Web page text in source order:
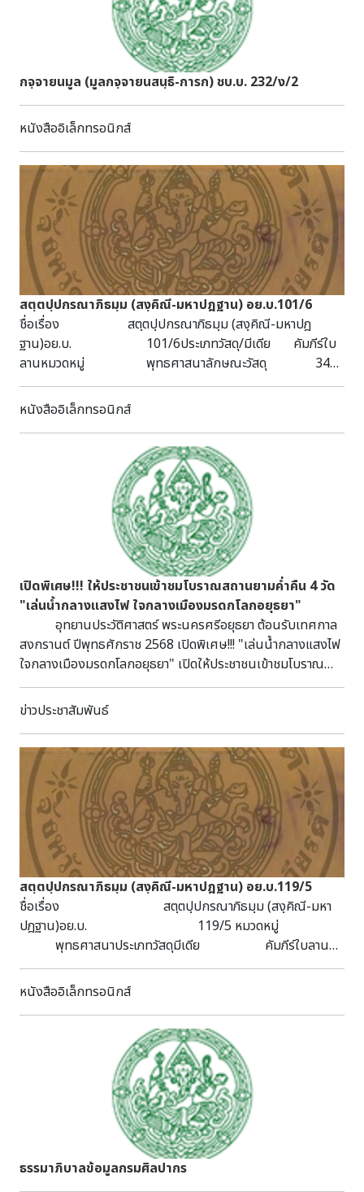
กจฺจายนมูล (มูลกจฺจายนสนฺธิ-การก) ชบ.บ. 232/ง/2
หนังสืออิเล็กทรอนิกส์
สตฺตปฺปกรณาภิธมฺม (สงฺคิณี-มหาปฎฐาน) อย.บ.101/6
ชื่อเรื่อง สตฺตปฺปกรณาภิธมฺม (สงฺคิณี-มหาปฎ
ฐาน)อย.บ. 101/6ประเภทวัสดุ/มีเดีย คัมภีร์ใบ
ลานหมวดหมู่ พุทธศาสนาลักษณะวัสดุ 34
หน้า กว้าง 5.4 ซม. ยาว 57.4 ซม.หัวเรื่อง พระ
ไตรปิฎก พระอภิธรรมบทคัดย่อ/บันทึก
หนังสืออิเล็กทรอนิกส์
เปิดพิเศษ!!! ให้ประชาชนเข้าชมโบราณสถานยามค่ำคืน 4 วัด
"เล่นน้ำกลางแสงไฟ ใจกลางเมืองมรดกโลกอยุธยา"
อุทยานประวัติศาสตร์ พระนครศรีอยุธยา ต้อนรับเทศกาล
สงกรานต์ ปีพุทธศักราช 2568 เปิดพิเศษ!!! "เล่นน้ำกลางแสงไฟ
ใจกลางเมืองมรดกโลกอยุธยา" เปิดให้ประชาชนเข้าชมโบราณ
สถานยามค่ำคืน 4 วัด ได้แก่ วัดมหาธาตุ วัดราชบูรณะ วัดพระราม
และวัดไชยวัฒนาราม ตั้งแต่วันที่ 11 - 16 เมษายน 2568 เวลา
ข่าวประชาสัมพันธ์
สตฺตปฺปกรณาภิธมฺม (สงฺคิณี-มหาปฎฐาน) อย.บ.119/5
ชื่อเรื่อง สตฺตปฺปกรณาภิธมฺม (สงฺคิณี-มหา
ปฎฐาน)อย.บ. 119/5 หมวดหมู่
พุทธศาสนาประเภทวัสดุมีเดีย คัมภีร์ใบลาน
ลักษณะวัสดุ 26 หน้า กว้าง 4.5 ซม. ยาว 56.5
ซม. บทคัดย่อ/บันทึก เป็นคัมภีร์ใบ
หนังสืออิเล็กทรอนิกส์
ธรรมาภิบาลข้อมูลกรมศิลปากร